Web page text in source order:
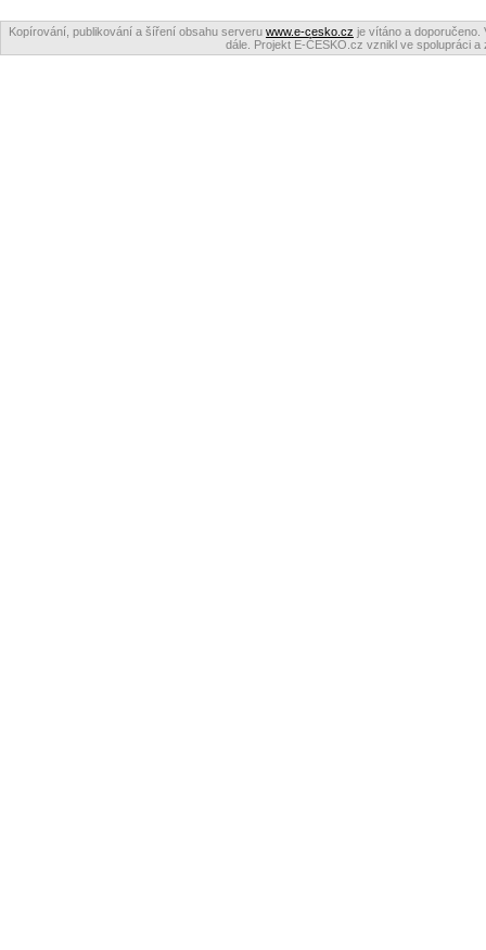
Kopírování, publikování a šíření obsahu serveru www.e-cesko.cz je vítáno a doporučeno.
dále. Projekt E-ČESKO.cz vznikl ve spolupráci